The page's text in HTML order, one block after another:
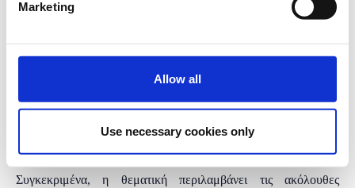
Marketing
Allow all
Use necessary cookies only
απώτερο σκοπό την βελτίωση της επικοινωνίας και της
για το νέο τρόπο εργασίας, στη σύγχρονη ψηφιακή εποχή.
of Working
μάθουν να διαχειρίζονται το ψηφιακόpersonal branding τους
δουλεύουν απομακρυσμένα ενώ ταυτόχρονα παραμένουν
ευήμεροι.
Συγκεκριμένα, η θεματική περιλαμβάνει τις ακόλουθες